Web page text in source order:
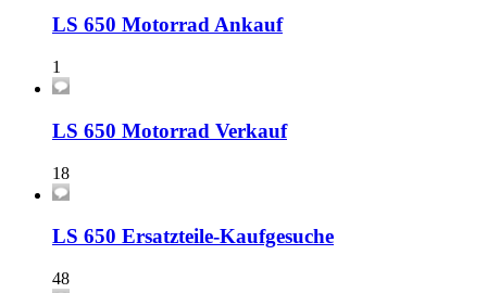
LS 650 Motorrad Ankauf
1
LS 650 Motorrad Verkauf
18
LS 650 Ersatzteile-Kaufgesuche
48